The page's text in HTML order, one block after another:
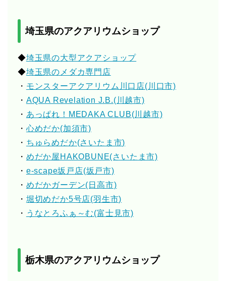
埼玉県のアクアリウムショップ
◆埼玉県の大型アクアショップ
◆埼玉県のメダカ専門店
・ モンスターアクアリウム川口店(川口市)
・ AQUA Revelation J.B.(川越市)
・ あっぱれ！MEDAKA CLUB(川越市)
・ 心めだか(加須市)
・ ちゅらめだか(さいたま市)
・ めだか屋HAKOBUNE(さいたま市)
・ e-scape坂戸店(坂戸市)
・ めだかガーデン(日高市)
・ 堀切めだか5号店(羽生市)
・ うなとろふぁ～む(富士見市)
栃木県のアクアリウムショップ